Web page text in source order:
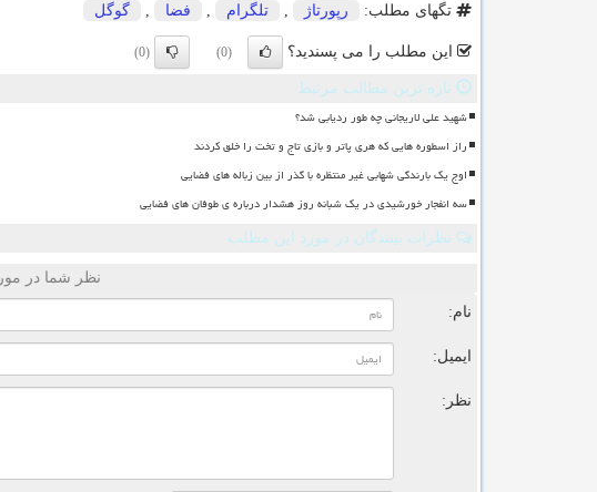
تگهای مطلب:
رپورتاژ تلگرام فضا گوگل
این مطلب را می پسندید؟ (0)
(0)
تازه ترین مطالب مرتبط
شهید علی لاریجانی چه طور ردیابی شد؟
راز اسطوره هایی که هری پاتر و بازی تاج و تخت را خلق کردند
اوج یک بارندگی شهابی غیر منتظره با گذر از بین زباله های فضایی
سه انفجار خورشیدی در یک شبانه روز هشدار درباره ی طوفان های فضایی
نظرات بینندگان در مورد این مطلب
نظر شما در
نام:
ایمیل:
نظر: